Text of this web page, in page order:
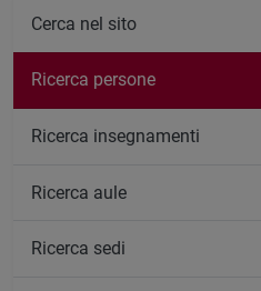
Cerca nel sito
Ricerca persone
Ricerca insegnamenti
Ricerca aule
Ricerca sedi